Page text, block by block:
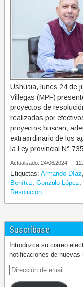
Ushuaia, lunes 24 de
Villegas (MPF)
proyectos de
realizadas por
proyectos buscan,
extraordinario de los
la Ley provincial N°
Actualizado: 24/06/2024 —
Etiquetas: Armando Díaz
Benítez Gonzalo López
Resolución
Suscríbase
Introduzca su correo
notificaciones de nuevas